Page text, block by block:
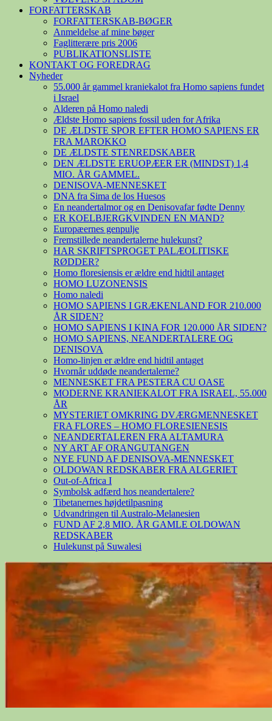
FORFATTERSKAB
FORFATTERSKAB-BØGER
Anmeldelse af mine bøger
Faglitterære pris 2006
PUBLIKATIONSLISTE
KONTAKT OG FOREDRAG
Nyheder
55.000 år gammel kraniekalot fra Homo sapiens fundet
i Israel
Alderen på Homo naledi
Ældste Homo sapiens fossil uden for Afrika
DE ÆLDSTE SPOR EFTER HOMO SAPIENS ER
FRA MAROKKO
DE ÆLDSTE STENREDSKABER
DEN ÆLDSTE ERUOPÆER ER (MINDST) 1,4
MIO. ÅR GAMMEL.
DENISOVA-MENNESKET
DNA fra Sima de los Huesos
En neandertalmor og en Denisovafar fødte Denny
ER KOELBJERGKVINDEN EN MAND?
Europæernes genpulje
Fremstillede neandertalerne hulekunst?
HAR SKRIFTSPROGET PALÆOLITISKE
RØDDER?
Homo floresiensis er ældre end hidtil antaget
HOMO LUZONENSIS
Homo naledi
HOMO SAPIENS I GRÆKENLAND FOR 210.000
ÅR SIDEN?
HOMO SAPIENS I KINA FOR 120.000 ÅR SIDEN?
HOMO SAPIENS, NEANDERTALERE OG
DENISOVA
Homo-linjen er ældre end hidtil antaget
Hvornår uddøde neandertalerne?
MENNESKET FRA PESTERA CU OASE
MODERNE KRANIEKALOT FRA ISRAEL, 55.000
ÅR
MYSTERIET OMKRING DVÆRGMENNESKET
FRA FLORES – HOMO FLORESIENESIS
NEANDERTALEREN FRA ALTAMURA
NY ART AF ORANGUTANGEN
NYE FUND AF DENISOVA-MENNESKET
OLDOWAN REDSKABER FRA ALGERIET
Out-of-Africa I
Symbolsk adfærd hos neandertalere?
Tibetanernes højdetilpasning
Udvandringen til Australo-Melanesien
FUND AF 2,8 MIO. ÅR GAMLE OLDOWAN
REDSKABER
Hulekunst på Suwalesi